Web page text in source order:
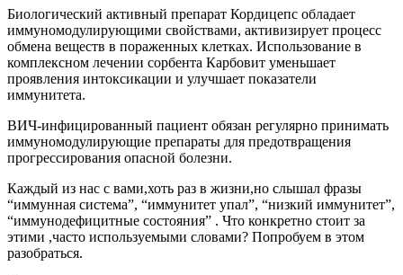
Биологический активный препарат Кордицепс обладает
иммуномодулирующими свойствами, активизирует процесс
обмена веществ в пораженных клетках. Использование в
комплексном лечении сорбента Карбовит уменьшает
проявления интоксикации и улучшает показатели
иммунитета.
ВИЧ-инфицированный пациент обязан регулярно принимать
иммуномодулирующие препараты для предотвращения
прогрессирования опасной болезни.
Каждый из нас с вами,хоть раз в жизни,но слышал фразы
“иммунная система”, “иммунитет упал”, “низкий иммунитет”,
“иммунодефицитные состояния” . Что конкретно стоит за
этими ,часто используемыми словами? Попробуем в этом
разобраться.